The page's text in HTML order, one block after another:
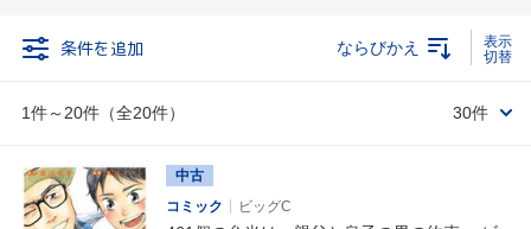
条件を追加
1件～20件（全20件）
ならびかえ
30件
中古
コミック
ビッグC